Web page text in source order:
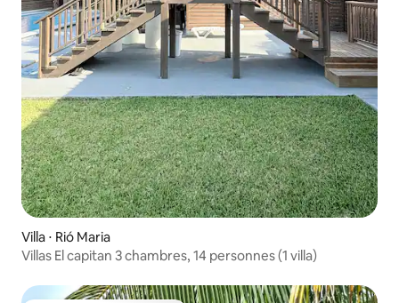
Villa ⋅ Rió Maria
Villas El capitan 3 chambres, 14 personnes (1 villa)